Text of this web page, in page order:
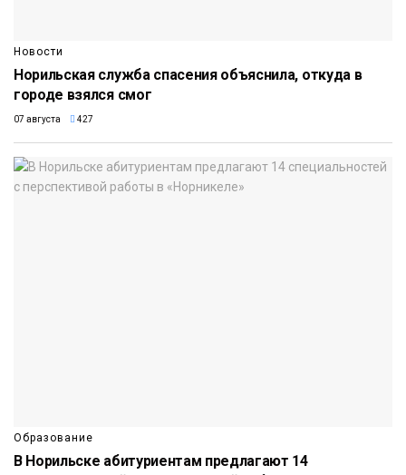
Новости
Норильская служба спасения объяснила, откуда в
городе взялся смог
07 августа 427
Образование
В Норильске абитуриентам предлагают 14